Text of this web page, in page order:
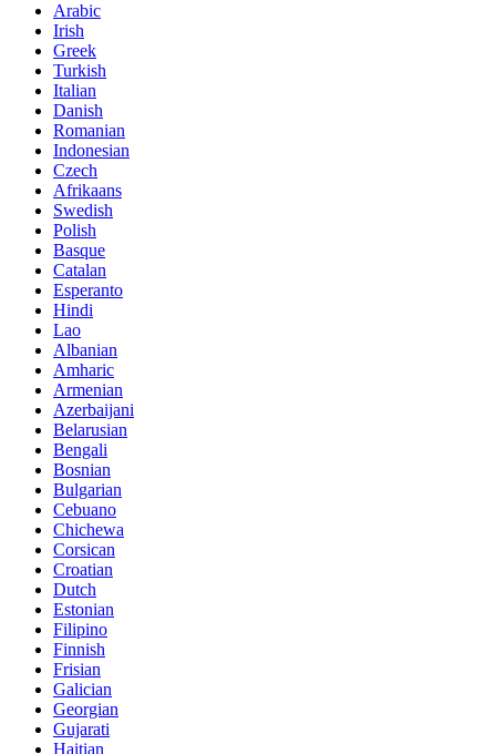
Arabic
Irish
Greek
Turkish
Italian
Danish
Romanian
Indonesian
Czech
Afrikaans
Swedish
Polish
Basque
Catalan
Esperanto
Hindi
Lao
Albanian
Amharic
Armenian
Azerbaijani
Belarusian
Bengali
Bosnian
Bulgarian
Cebuano
Chichewa
Corsican
Croatian
Dutch
Estonian
Filipino
Finnish
Frisian
Galician
Georgian
Gujarati
Haitian